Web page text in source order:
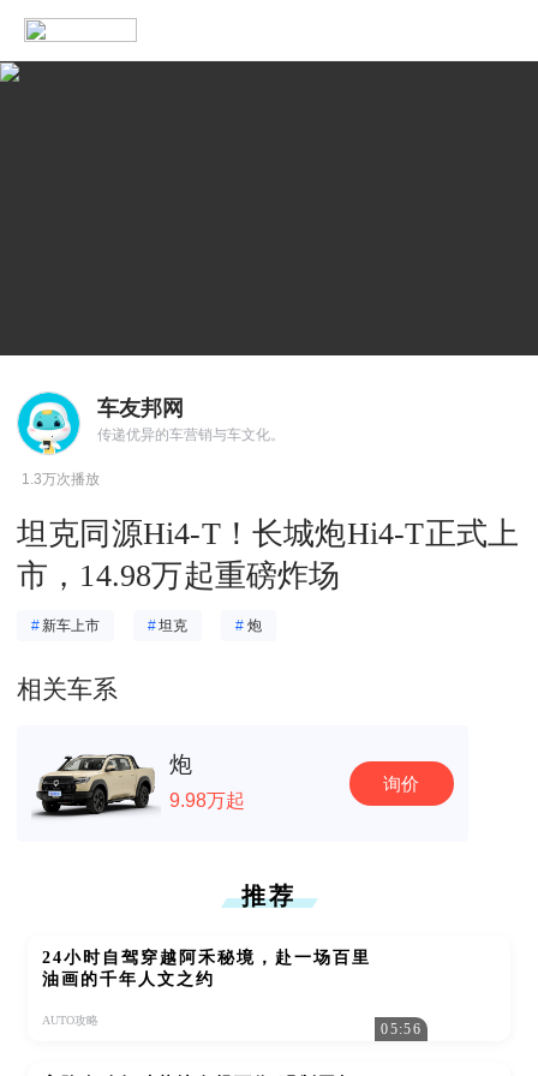
车友邦网
传递优异的车营销与车文化。
1.3万次播放
坦克同源Hi4-T！长城炮Hi4-T正式上
市，14.98万起重磅炸场
#新车上市 #坦克 # 炮
相关车系
炮
9.98万起
询价
推荐
24小时自驾穿越阿禾秘境，赴一场百里
油画的千年人文之约
AUTO攻略
05:56